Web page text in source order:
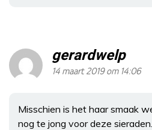
gerardwelp
14 maart 2019 om 14:06
Misschien is het haar smaak
nog te jong voor deze